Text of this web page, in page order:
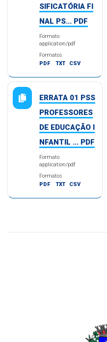
SIFICATÓRIA FI
NAL PS... PDF
Formato
application/pdf
Formatos
PDF
TXT CSV
ERRATA 01 PSS
PROFESSORES
DE EDUCAÇÃO I
NFANTIL ... PDF
Formato
application/pdf
Formatos
PDF
TXT CSV